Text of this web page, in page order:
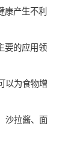
康产生不利
要的应用领
以为食物增
沙拉酱、面